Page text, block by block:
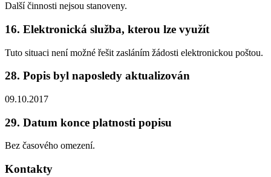
Další činnosti nejsou stanoveny.
16. Elektronická služba, kterou lze využít
Tuto situaci není možné řešit zasláním žádosti elektronickou poštou.
28. Popis byl naposledy aktualizován
09.10.2017
29. Datum konce platnosti popisu
Bez časového omezení.
Kontakty